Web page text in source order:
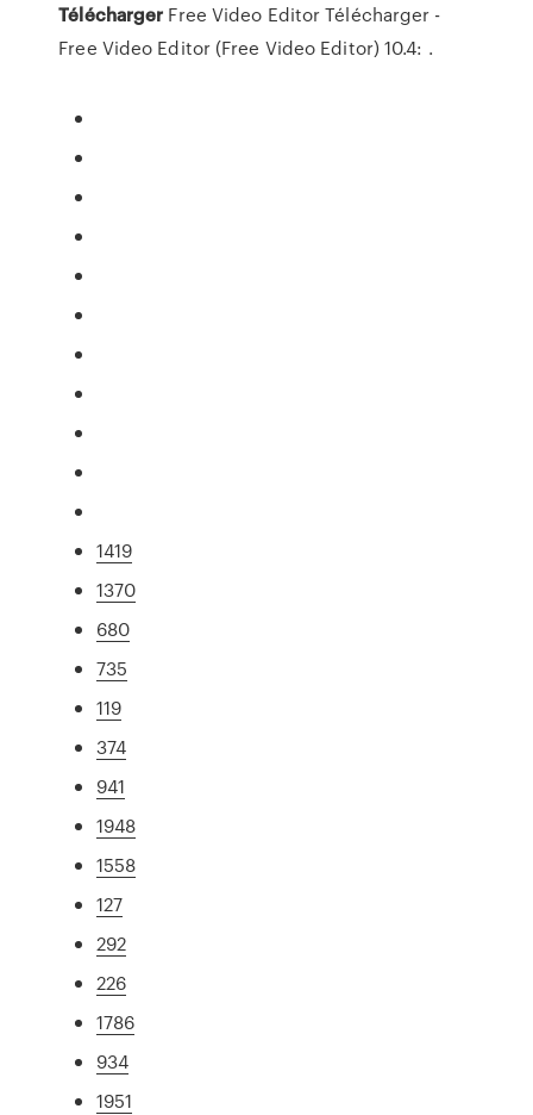
Télécharger Free Video Editor Télécharger -
Free Video Editor (Free Video Editor) 10.4: .
1419
1370
680
735
119
374
941
1948
1558
127
292
226
1786
934
1951